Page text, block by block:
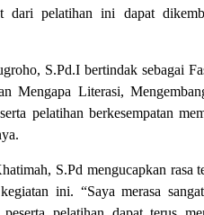
dari pelatihan ini dapat
S.Pd.I bertindak sebagai
Mengapa Literasi,
pelatihan berkesempatan
S.Pd mengucapkan
ini. “Saya merasa